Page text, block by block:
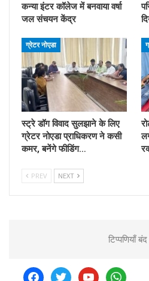
कन्या इंटर कॉलेज में बनवाया वर्षा
जल संचयन केंद्र
ग्रेटर नोएडा
स्ट्रे डॉग विवाद सुलझाने के लिए
ग्रेटर नोएडा प्राधिकरण ने कसी
कमर, बनेंगे फीडिंग…
PREV NEXT
टिप्पणियाँ
facebooktwitteryoutubewhatsapp